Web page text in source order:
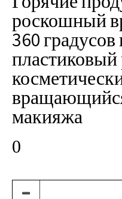
роскошный
360
макияжа
0